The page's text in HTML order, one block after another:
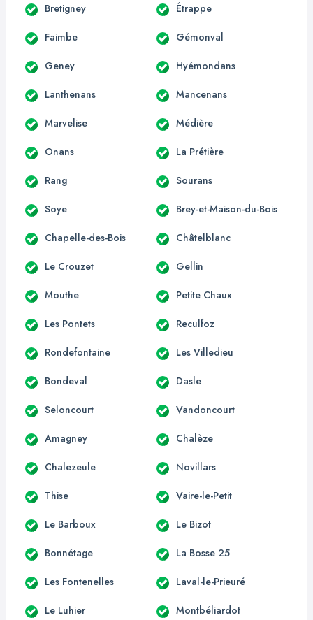
Bretigney Étrappe
Faimbe Gémonval
Geney Hyémondans
Lanthenans Mancenans
Marvelise Médière
Onans La Prétière
Rang Sourans
Soye Brey-et-Maison-du-Bois
Chapelle-des-Bois Châtelblanc
Le Crouzet Gellin
Mouthe Petite Chaux
Les Pontets Reculfoz
Rondefontaine Les Villedieu
Bondeval Dasle
Seloncourt Vandoncourt
Amagney Chalèze
Chalezeule Novillars
Thise Vaire-le-Petit
Le Barboux Le Bizot
Bonnétage La Bosse 25
Les Fontenelles Laval-le-Prieuré
Le Luhier Montbéliardot